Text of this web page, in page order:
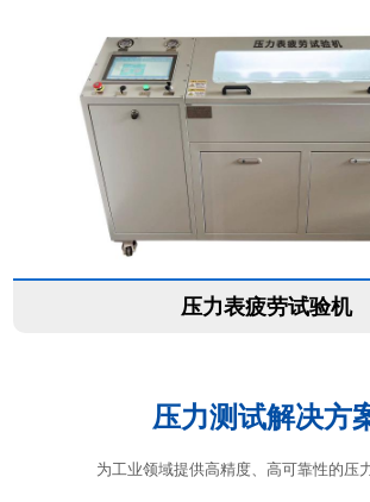
压力表疲劳试验机
压力测试解决方
为工业领域提供高精度、高可靠性的压